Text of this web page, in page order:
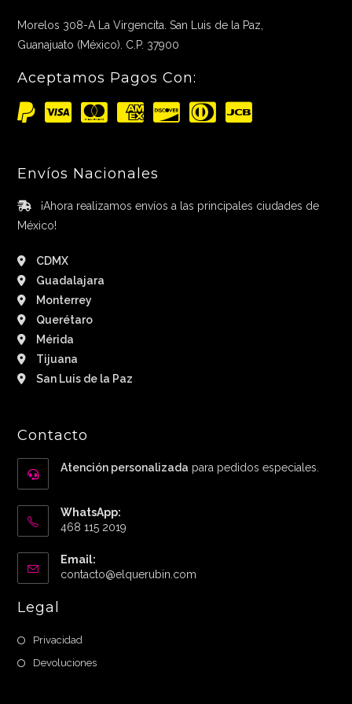
Morelos 308-A La Virgencita. San Luis de la Paz,
Guanajuato (México). C.P. 37900
Aceptamos Pagos Con:
Envíos Nacionales
¡Ahora realizamos envíos a las principales ciudades de
México!
CDMX
Guadalajara
Monterrey
Querétaro
Mérida
Tijuana
San Luis de la Paz
Contacto
Atención personalizada para pedidos especiales.
WhatsApp:
468 115 2019
Email:
contacto@elquerubin.com
Legal
Privacidad
Devoluciones